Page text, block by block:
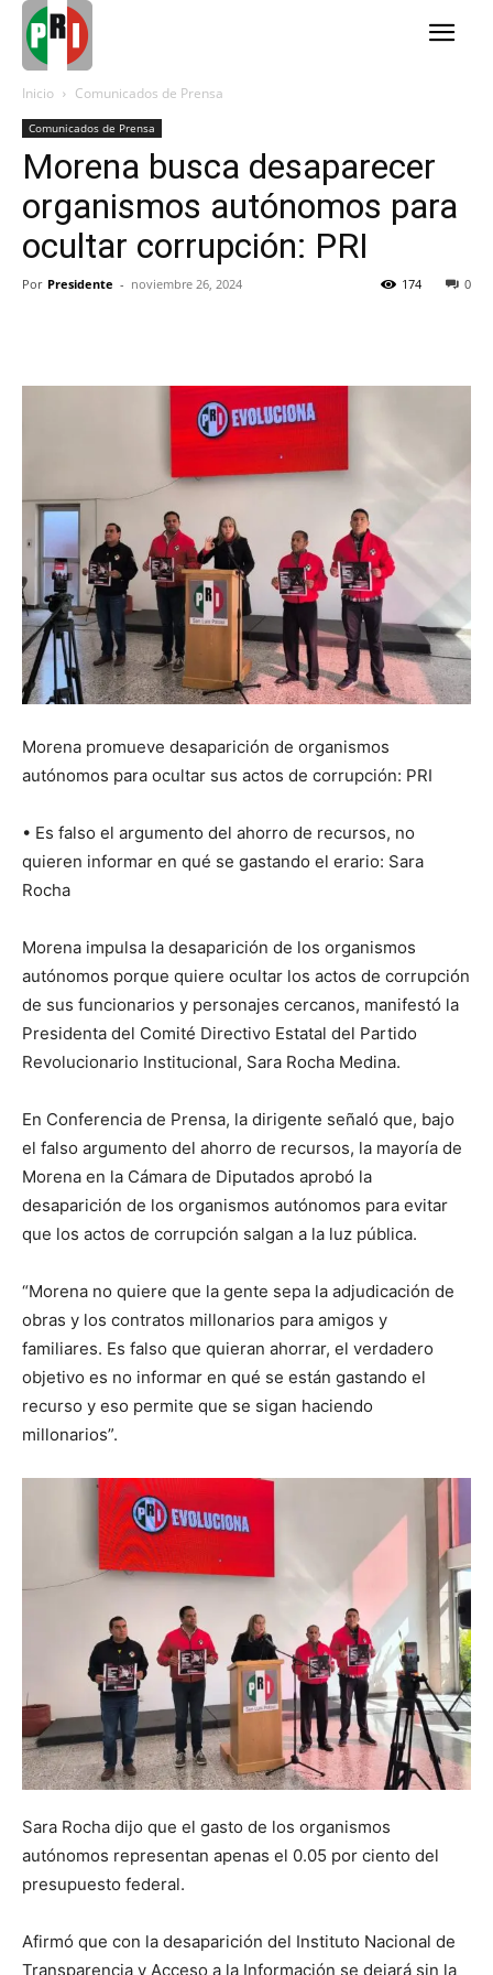
Inicio Comunicados de Prensa
Comunicados de Prensa
Morena busca desaparecer
organismos autónomos para
ocultar corrupción: PRI
Por Presidente - noviembre 26, 2024 0
174
Morena promueve desaparición de organismos
autónomos para ocultar sus actos de corrupción: PRI
• Es falso el argumento del ahorro de recursos, no
quieren informar en qué se gastando el erario: Sara
Rocha
Morena impulsa la desaparición de los organismos
autónomos porque quiere ocultar los actos de corrupción
de sus funcionarios y personajes cercanos, manifestó la
Presidenta del Comité Directivo Estatal del Partido
Revolucionario Institucional, Sara Rocha Medina.
En Conferencia de Prensa, la dirigente señaló que, bajo
el falso argumento del ahorro de recursos, la mayoría de
Morena en la Cámara de Diputados aprobó la
desaparición de los organismos autónomos para evitar
que los actos de corrupción salgan a la luz pública.
“Morena no quiere que la gente sepa la adjudicación de
obras y los contratos millonarios para amigos y
familiares. Es falso que quieran ahorrar, el verdadero
objetivo es no informar en qué se están gastando el
recurso y eso permite que se sigan haciendo
millonarios”.
Sara Rocha dijo que el gasto de los organismos
autónomos representan apenas el 0.05 por ciento del
presupuesto federal.
Afirmó que con la desaparición del Instituto Nacional de
Transparencia y Acceso a la Información se dejará sin la